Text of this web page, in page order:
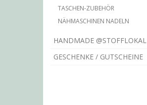
TASCHEN-ZUBEHÖR
NÄHMASCHINEN NADELN
HANDMADE @STOFFLOKAL
GESCHENKE / GUTSCHEINE